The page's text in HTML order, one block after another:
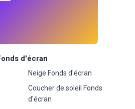
d'écran
Neige Fonds d'écran
Coucher de soleil Fonds
d'écran